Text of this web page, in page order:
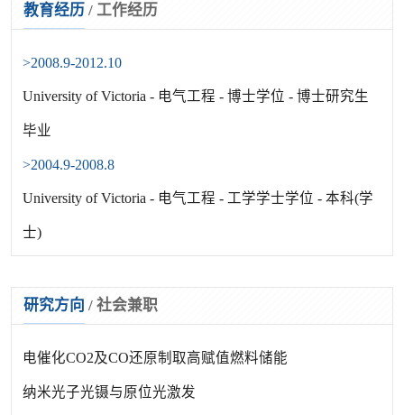
教育经历 / 工作经历
>2008.9-2012.10
University of Victoria - 电气工程 - 博士学位 - 博士研究生
毕业
>2004.9-2008.8
University of Victoria - 电气工程 - 工学学士学位 - 本科(学
士)
研究方向 / 社会兼职
电催化CO2及CO还原制取高赋值燃料储能
纳米光子光镊与原位光激发